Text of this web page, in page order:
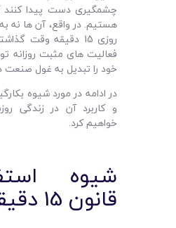
چشمگیری دست پیدا کنند
هستیم. در واقع، آن ها نه به
روزی 15 دقیقه وقت
فعالیت های مثبت روزانه
خود را تبدیل به غول صنعت
و کاربرد آن در زندگی
خواهیم کرد.
شیوه
قانون 15 دقیقه